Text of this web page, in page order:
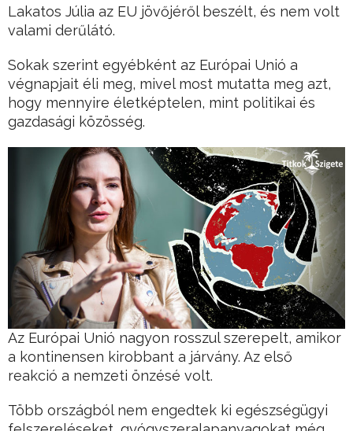
Lakatos Júlia az EU jövőjéről beszélt, és nem volt
valami derűlátó.
Sokak szerint egyébként az Európai Unió a
végnapjait éli meg, mivel most mutatta meg azt,
hogy mennyire életképtelen, mint politikai és
gazdasági közösség.
Az Európai Unió nagyon rosszul szerepelt, amikor
a kontinensen kirobbant a járvány. Az első
reakció a nemzeti önzésé volt.
Több országból nem engedtek ki egészségügyi